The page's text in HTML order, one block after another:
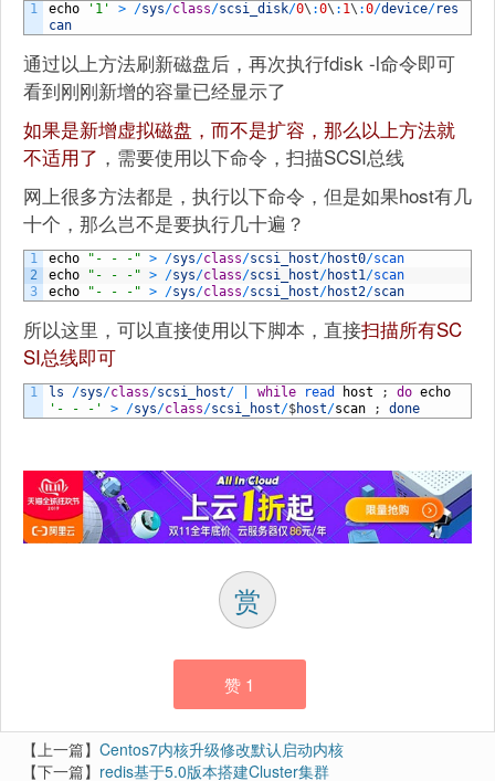
1 echo '1' > /sys/class/scsi_disk/0\ :0\ : 1\ :0/device/res
can
通过以上方法刷新磁盘后，再次执行fdisk -l命令即可
看到刚刚新增的容量已经显示了
如果是新增虚拟磁盘，而不是扩容，那么以上方法就
不适用了 ，需要使用以下命令，扫描SCSI总线
网上很多方法都是，执行以下命令，但是如果host有几
十个，那么岂不是要执行几十遍？
1
2
3
echo "- - -" > /sys/class/scsi_host/host0/scan
echo
"- - -" > /sys/class/scsi_host/host1/scan
echo
"- - -" > /sys/class/scsi_host/host2/scan
所以这里，可以直接使用以下脚本，直接扫描所有SC
SI总线即可
1 ls /sys/class/scsi_host/ while read host ; do echo
'- - -'
> /sys/class/scsi_host/$host/scan ; done
赏
赞 1
【上一篇】 Centos7内核升级修改默认启动内核
【下一篇】 redis基于5.0版本搭建Cluster集群